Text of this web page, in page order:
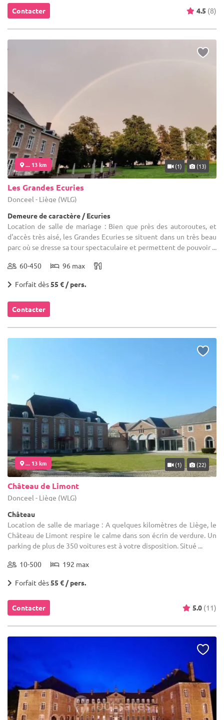
Contacter 4.5 (8)
... 13 km (1) (13)
Les Grandes Ecuries
Donceel - Liège (WLG)
Demeure de caractère / Ecuries
Location de salle de mariage : Bien que près des autoroutes, et
d'accès très aisé, les Grandes Ecuries se situent dans un très beau
parc où se dresse sa tour spectaculaire et permettent de pouvoir ...
60-450 96 max
Forfait dès55 € / pers.
Contacter
... 13 km (1) (22)
Château de Limont
Donceel - Liège (WLG)
Château
Location de salle de mariage : A quelques kilomètres de Liège, le
Château de Limont respire le calme dans son écrin de verdure. Un
parking de plus de 350 voitures est à votre disposition. Situé ...
10-500 192 max
Forfait dès55 € / pers.
Contacter 5.0 (11)